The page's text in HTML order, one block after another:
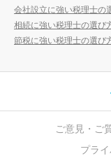
会社設立に強い税理士の
相続に強い税理士の選び
節税に強い税理士の選び
ご意見・ご
プラ